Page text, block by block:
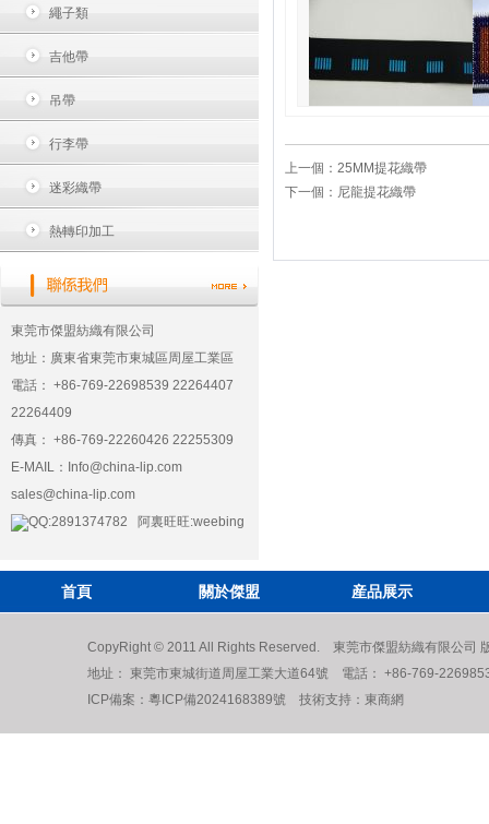
繩子類
吉他帶
吊帶
行李帶
迷彩織帶
熱轉印加工
東莞市傑盟紡織有限公司
地址：廣東省東莞市東城區周屋工業區
電話： +86-769-22698539 22264407
22264409
傳真： +86-769-22260426 22255309
E-MAIL： Info@china-lip.com
sales@china-lip.com
QQ:2891374782 阿裏旺旺:weebing
上一個： 25MM提花織帶
下一個： 尼龍提花織帶
首頁 關於傑盟 産品展示
CopyRight © 2011 All Rights Reserved. 東莞市傑盟紡織有限公司
地址： 東莞市東城街道周屋工業大道64號 電話： +86-769-
ICP備案： 粵ICP備2024168389號 技術支持： 東商網